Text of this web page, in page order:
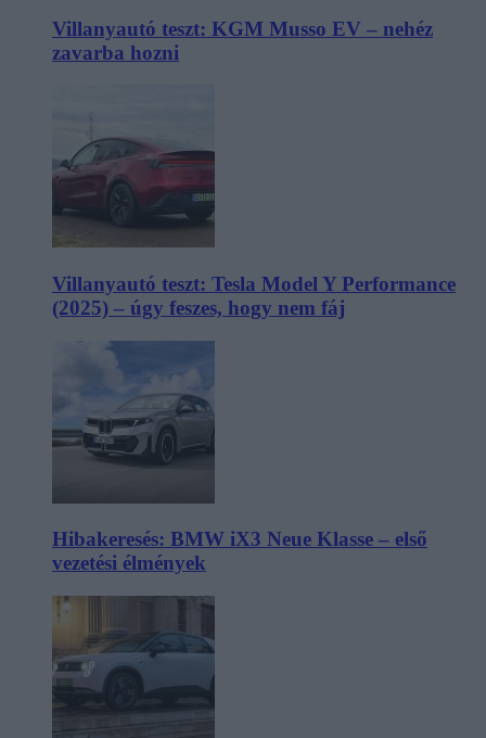
Villanyautó teszt: KGM Musso EV – nehéz
zavarba hozni
Villanyautó teszt: Tesla Model Y Performance
(2025) – úgy feszes, hogy nem fáj
Hibakeresés: BMW iX3 Neue Klasse – első
vezetési élmények